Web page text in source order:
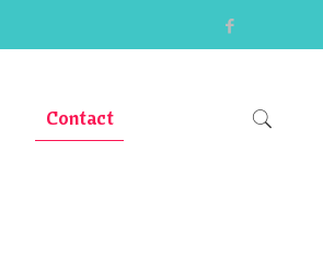
Contact